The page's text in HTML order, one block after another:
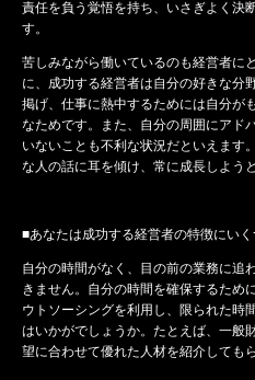
責任を負う覚悟を持ち、いさぎよく決
す。
苦しみながら働いているのも経営者に
に、成功する経営者は自分の好きな分
掲げ、仕事に熱中するためには自分が
なためです。また、自分の周囲にアド
いないことも不利な状況だといえます
な人の話に耳を傾け、常に成長しよう
■あなたは成功する経営者の特徴にいく
自分の時間がなく、目の前の業務に追
きません。自分の時間を確保するため
ウトソーシングを利用し、限られた時
はいかがでしょうか。たとえば、一般
望に合わせて優れた人材を紹介しても